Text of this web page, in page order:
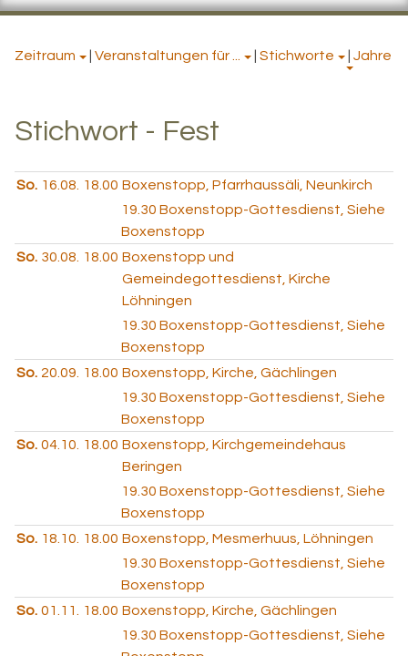
Zeitraum Veranstaltungen für ... Stichworte Jahre
Stichwort - Fest
So. 16.08. 18.00 Boxenstopp, Pfarrhaussäli, Neunkirch
19.30 Boxenstopp-Gottesdienst, Siehe
Boxenstopp
So. 30.08. 18.00 Boxenstopp und
Gemeindegottesdienst, Kirche
Löhningen
19.30 Boxenstopp-Gottesdienst, Siehe
Boxenstopp
So. 20.09. 18.00 Boxenstopp, Kirche, Gächlingen
19.30 Boxenstopp-Gottesdienst, Siehe
Boxenstopp
So. 04.10. 18.00 Boxenstopp, Kirchgemeindehaus
Beringen
19.30 Boxenstopp-Gottesdienst, Siehe
Boxenstopp
So. 18.10. 18.00 Boxenstopp, Mesmerhuus, Löhningen
19.30 Boxenstopp-Gottesdienst, Siehe
Boxenstopp
So. 01.11. 18.00 Boxenstopp, Kirche, Gächlingen
19.30 Boxenstopp-Gottesdienst, Siehe